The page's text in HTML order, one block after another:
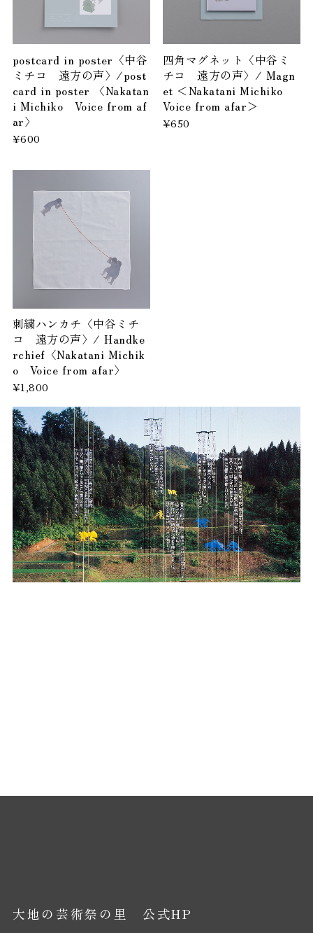
postcard in poster〈中谷
ミチコ 遠方の声〉/post
card in poster 〈Nakatan
i Michiko Voice from af
ar〉
¥600
四角マグネット〈中谷ミ
チコ 遠方の声〉/ Magn
et ＜Nakatani Michiko
Voice from afar＞
¥650
刺繍ハンカチ〈中谷ミチ
コ 遠方の声〉/ Handke
rchief〈Nakatani Michik
o Voice from afar〉
¥1,800
大地の芸術祭の里 公式HP